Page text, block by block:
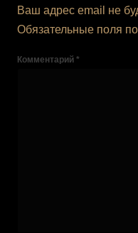
Ваш адрес email не
Обязательные поля
Комментарий *